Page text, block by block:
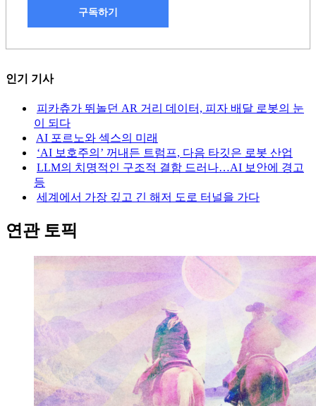
구독하기
인기 기사
피카츄가 뛰놀던 AR 거리 데이터, 피자 배달 로봇의 눈
이 되다
AI 포르노와 섹스의 미래
‘AI 보호주의’ 꺼내든 트럼프, 다음 타깃은 로봇 산업
LLM의 치명적인 구조적 결함 드러나…AI 보안에 경고
등
세계에서 가장 깊고 긴 해저 도로 터널을 가다
연관 토픽